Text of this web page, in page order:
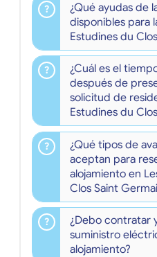
¿Qué ayudas de
disponibles para
Estudines du
¿Cuál es el
después de
solicitud de
Estudines du
¿Qué tipos de
aceptan para
alojamiento en
Clos Saint
¿Debo contratar
suministro
alojamiento?